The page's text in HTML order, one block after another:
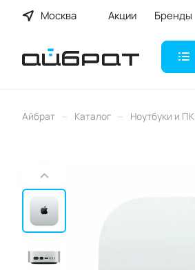
Москва Акции Бренды
Айбрат – Каталог – Ноутбуки и ПК